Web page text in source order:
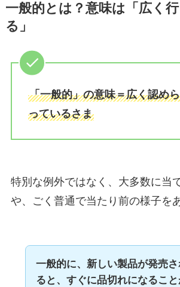
一般的とは？意味は「広く
る」
「一般的」の意味＝広く認め
っているさま
特別な例外ではなく、大多数に当
や、ごく普通で当たり前の様子を
一般的に、新しい製品が発売
ると、すぐに品切れになるこ